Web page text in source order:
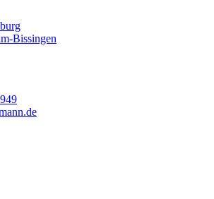
Bissingen